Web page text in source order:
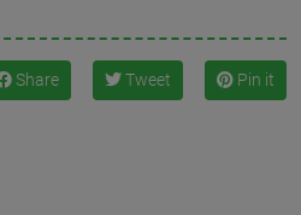
Share Tweet Pin it